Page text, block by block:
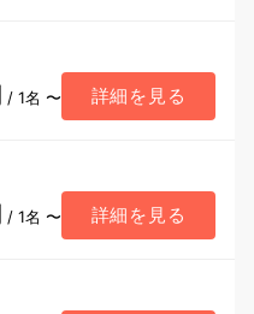
/ 1名 〜 詳細を見る
/ 1名 〜 詳細を見る